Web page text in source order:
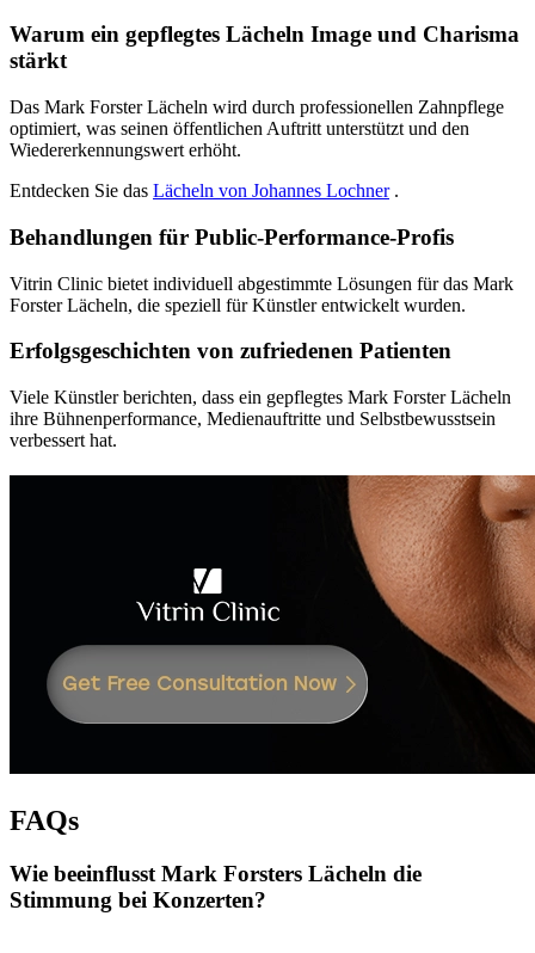
Warum ein gepflegtes Lächeln Image und Charisma
stärkt
Das Mark Forster Lächeln wird durch professionellen Zahnpflege
optimiert, was seinen öffentlichen Auftritt unterstützt und den
Wiedererkennungswert erhöht.
Entdecken Sie das Lächeln von Johannes Lochner.
Behandlungen für Public-Performance-Profis
Vitrin Clinic bietet individuell abgestimmte Lösungen für das Mark
Forster Lächeln, die speziell für Künstler entwickelt wurden.
Erfolgsgeschichten von zufriedenen Patienten
Viele Künstler berichten, dass ein gepflegtes Mark Forster Lächeln
ihre Bühnenperformance, Medienauftritte und Selbstbewusstsein
verbessert hat.
FAQs
Wie beeinflusst Mark Forsters Lächeln die
Stimmung bei Konzerten?